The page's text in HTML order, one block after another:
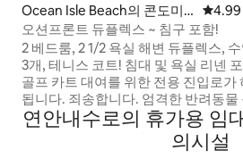
Ocean Isle Beach의 콘도미
니엄
평점
4.99
오션프론트 듀플렉스 ~ 침구 포함!
2 베드룸, 2 1/2 욕실 해변 듀플렉스,
3개, 테니스 코트! 침대 및 욕실 리넨
골프 카트 대여를 위한 전용 진입로가
됩니다. 죄송합니다. 엄격한 반려동물
금지 정책입니다. 여름 시즌에는 토요
터 토요일까지 주 단위로 임대합니다.
세 개의 수영장은 모두 게스트가 사용
연안내수로의 휴가용 임
의시설